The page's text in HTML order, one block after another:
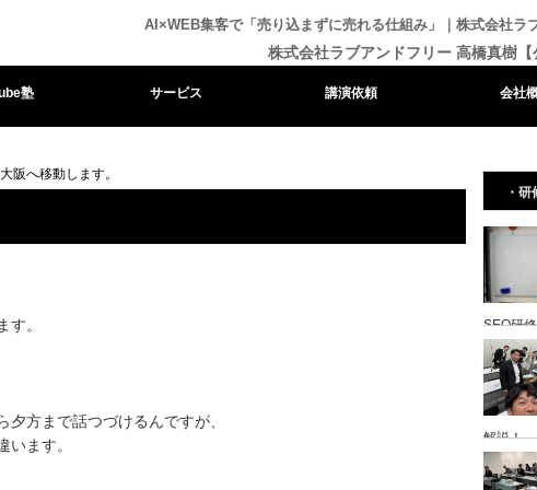
AI×WEB集客で「売り込まずに売れる仕組み」｜株式会社ラ
株式会社ラブアンドフリー 高橋真樹【
塾 サービス 講演依頼 会社
阪へ移動します。
す。
方まで話つづけるんですが、
います。
・
SEO研
解説！